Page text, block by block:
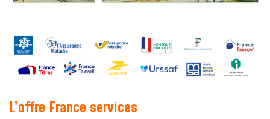
L’offre France services